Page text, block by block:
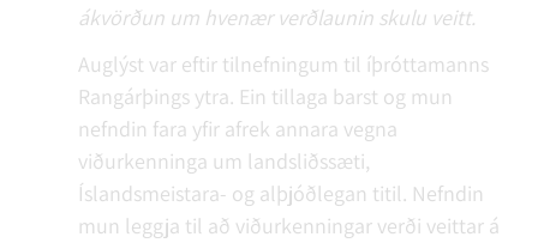
ákvörðun um hvenær verðlaunin skulu veitt.
Auglýst var eftir tilnefningum til íþróttamanns
Rangárþings ytra. Ein tillaga barst og mun
nefndin fara yfir afrek annara vegna
viðurkenninga um landsliðssæti,
Íslandsmeistara- og alþjóðlegan titil. Nefndin
mun leggja til að viðurkenningar verði veittar á